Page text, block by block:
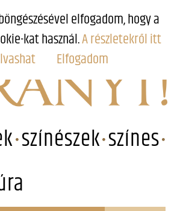
színészek színes
elfogadom, hogy a
kat használ.A részletekről itt
Elfogadom